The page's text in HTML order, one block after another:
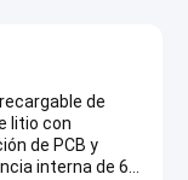
de
litio con
de PCB y
interna de 60